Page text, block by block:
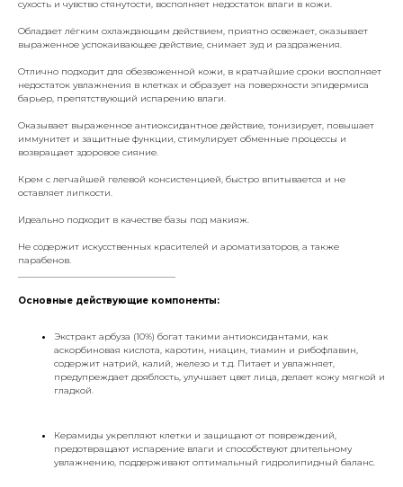
сухость и чувство стянутости, восполняет недостаток влаги в кожи.
Обладает лёгким охлаждающим действием, приятно освежает, оказывает
выраженное успокаивающее действие, снимает зуд и раздражения.
Отлично подходит для обезвоженной кожи, в кратчайшие сроки восполняет
недостаток увлажнения в клетках и образует на поверхности эпидермиса
барьер, препятствующий испарению влаги.
Оказывает выраженное антиоксидантное действие, тонизирует, повышает
иммунитет и защитные функции, стимулирует обменные процессы и
возвращает здоровое сияние.
Крем с легчайшей гелевой консистенцией, быстро впитывается и не
оставляет липкости.
Идеально подходит в качестве базы под макияж.
Не содержит искусственных красителей и ароматизаторов, а также
парабенов.
Основные действующие компоненты:
Экстракт арбуза (10%) богат такими антиоксидантами, как
аскорбиновая кислота, каротин, ниацин, тиамин и рибофлавин,
содержит натрий, калий, железо и т.д. Питает и увлажняет,
предупреждает дряблость, улучшает цвет лица, делает кожу мягкой и
гладкой.
Керамиды укрепляют клетки и защищают от повреждений,
предотвращают испарение влаги и способствуют длительному
увлажнению, поддерживают оптимальный гидролипидный баланс.